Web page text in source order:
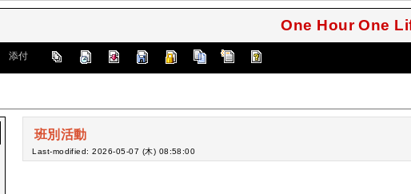
One Hour One
添付
班別活動
Last-modified: 2026-05-07 (木) 08:58:00